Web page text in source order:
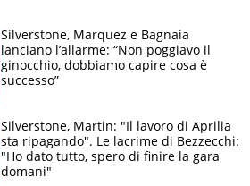
Silverstone, Marquez e Bagnaia
lanciano l’allarme: “Non poggiavo il
ginocchio, dobbiamo capire cosa è
successo”
Silverstone, Martin: "Il lavoro di Aprilia
sta ripagando". Le lacrime di Bezzecchi:
"Ho dato tutto, spero di finire la gara
domani"